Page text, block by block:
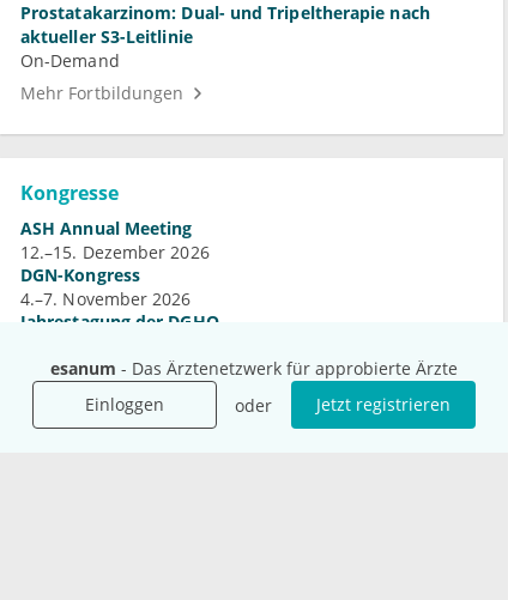
esanum - Das Ärztenetzwerk für approbierte Ärzte
Einloggen
oder Jetzt registrieren
Prostatakarzinom: Dual- und Tripeltherapie nach
aktueller S3-Leitlinie
On-Demand
Mehr Fortbildungen
Kongresse
ASH Annual Meeting
12.–15. Dezember 2026
DGN-Kongress
4.–7. November 2026
Jahrestagung der DGHO
Mehr Kongresse